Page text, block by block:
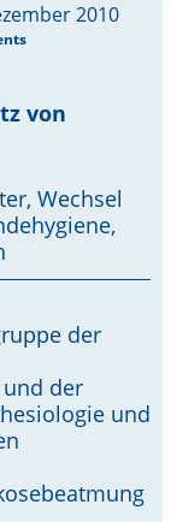
2010
von
Wechsel
der
und der
und